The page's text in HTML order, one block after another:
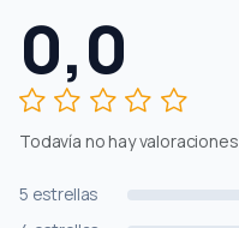
0,0
Todavía no hay valoraciones
5 estrellas